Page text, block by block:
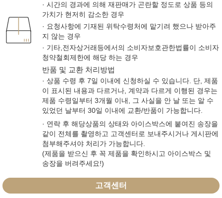
· 시간의 경과에 의해 재판매가 곤란할 정도로 상품 등의
가치가 현저히 감소한 경우
· 요청사항에 기재된 위탁수령처에 맡기려 했으나 받아주
지 않는 경우
· 기타,전자상거래등에서의 소비자보호관한법률이 소비자
청약철회제한에 해당 하는 경우
반품 및 교환 처리방법
· 상품 수령 후 7일 이내에 신청하실 수 있습니다. 단, 제품
이 표시된 내용과 다르거나, 계약과 다르게 이행된 경우는
제품 수령일부터 3개월 이내, 그 사실을 안 날 또는 알 수
있었던 날부터 30일 이내에 교환/반품이 가능합니다.
· 연락 후 해당상품의 상태와 아이스박스에 붙여진 송장을
같이 전체를 촬영하고 고객센터로 보내주시거나 게시판에
첨부해주셔야 처리가 가능합니다.
(제품을 받으신 후 꼭 제품을 확인하시고 아이스박스 및
송장을 버려주세요!)
고객센터